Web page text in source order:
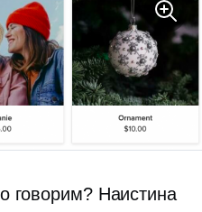
говорим? Наистина